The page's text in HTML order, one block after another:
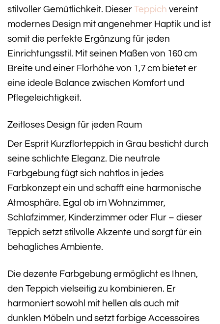
stilvoller Gemütlichkeit. Dieser Teppich vereint
modernes Design mit angenehmer Haptik und ist
somit die perfekte Ergänzung für jeden
Einrichtungsstil. Mit seinen Maßen von 160 cm
Breite und einer Florhöhe von 1,7 cm bietet er
eine ideale Balance zwischen Komfort und
Pflegeleichtigkeit.
Zeitloses Design für jeden Raum
Der Esprit Kurzflorteppich in Grau besticht durch
seine schlichte Eleganz. Die neutrale
Farbgebung fügt sich nahtlos in jedes
Farbkonzept ein und schafft eine harmonische
Atmosphäre. Egal ob im Wohnzimmer,
Schlafzimmer, Kinderzimmer oder Flur – dieser
Teppich setzt stilvolle Akzente und sorgt für ein
behagliches Ambiente.
Die dezente Farbgebung ermöglicht es Ihnen,
den Teppich vielseitig zu kombinieren. Er
harmoniert sowohl mit hellen als auch mit
dunklen Möbeln und setzt farbige Accessoires